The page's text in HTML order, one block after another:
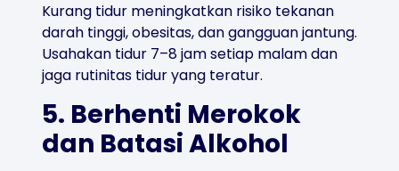
Kurang tidur meningkatkan risiko tekanan
darah tinggi, obesitas, dan gangguan jantung.
Usahakan tidur 7–8 jam setiap malam dan
jaga rutinitas tidur yang teratur.
5. Berhenti Merokok
dan Batasi Alkohol